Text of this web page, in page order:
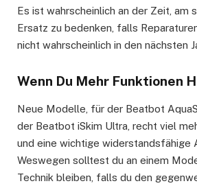
Es ist wahrscheinlich an der Zeit, am
Ersatz zu bedenken, falls
nicht wahrscheinlich in den nächsten
Wenn Du Mehr Funktionen
Neue Modelle, für der Beatbot
der Beatbot iSkim Ultra, recht viel
und eine wichtige widerstandsfähige
Weswegen solltest du an einem
Technik bleiben, falls du den